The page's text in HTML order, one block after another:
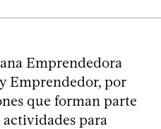
Emprendedora
Emprendedor, por
que forman parte
actividades para